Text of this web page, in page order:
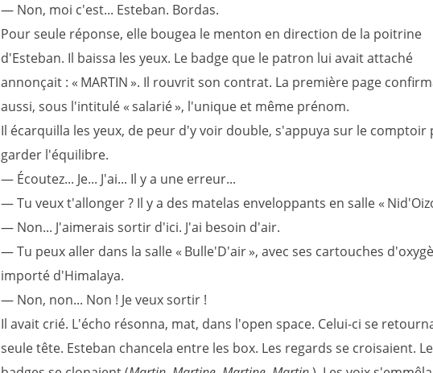
— Non, moi c'est... Esteban. Bordas.
Pour seule réponse, elle bougea le menton en direction de la poitrine
d'Esteban. Il baissa les yeux. Le badge que le patron lui avait attaché
annonçait : « MARTIN ». Il rouvrit son contrat. La première page
aussi, sous l'intitulé « salarié », l'unique et même prénom.
Il écarquilla les yeux, de peur d'y voir double, s'appuya sur le comptoir
garder l'équilibre.
— Écoutez... Je... J'ai... Il y a une erreur...
— Tu veux t'allonger ? Il y a des matelas enveloppants en salle «
— Non... J'aimerais sortir d'ici. J'ai besoin d'air.
— Tu peux aller dans la salle « Bulle'D'air », avec ses cartouches
importé d'Himalaya.
— Non, non... Non ! Je veux sortir !
Il avait crié. L'écho résonna, mat, dans l'open space. Celui-ci se
seule tête. Esteban chancela entre les box. Les regards se croisaient.